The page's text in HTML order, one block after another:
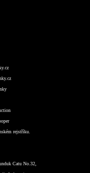
rejstříku.
Catu No.32,